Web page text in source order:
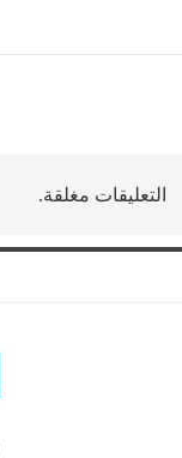
التعليقات مغلقة.